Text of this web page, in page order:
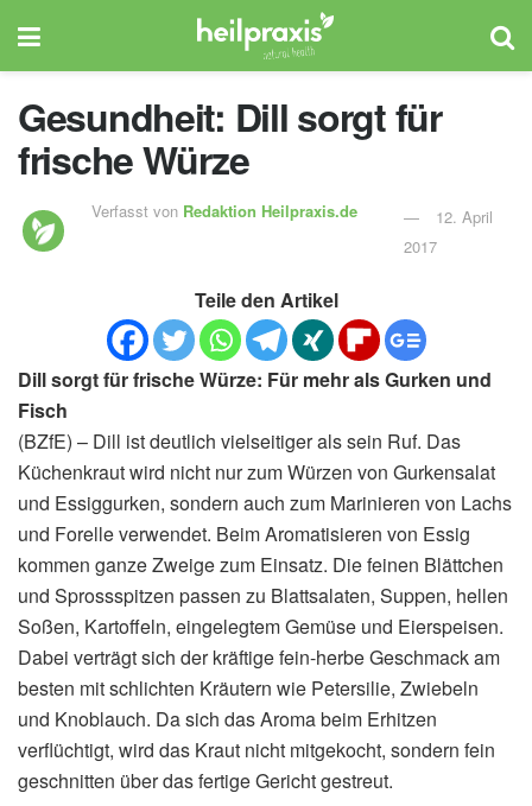
Gesundheit: Dill sorgt für
frische Würze
Verfasst von Redaktion Heilpraxis.de
12. April
2017
Teile den Artikel
Dill sorgt für frische Würze: Für mehr als Gurken und
Fisch
(BZfE) – Dill ist deutlich vielseitiger als sein Ruf. Das
Küchenkraut wird nicht nur zum Würzen von Gurkensalat
und Essiggurken, sondern auch zum Marinieren von Lachs
und Forelle verwendet. Beim Aromatisieren von Essig
kommen ganze Zweige zum Einsatz. Die feinen Blättchen
und Sprossspitzen passen zu Blattsalaten, Suppen, hellen
Soßen, Kartoffeln, eingelegtem Gemüse und Eierspeisen.
Dabei verträgt sich der kräftige fein-herbe Geschmack am
besten mit schlichten Kräutern wie Petersilie, Zwiebeln
und Knoblauch. Da sich das Aroma beim Erhitzen
verflüchtigt, wird das Kraut nicht mitgekocht, sondern fein
geschnitten über das fertige Gericht gestreut.